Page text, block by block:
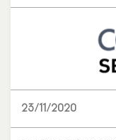
23/11/2020